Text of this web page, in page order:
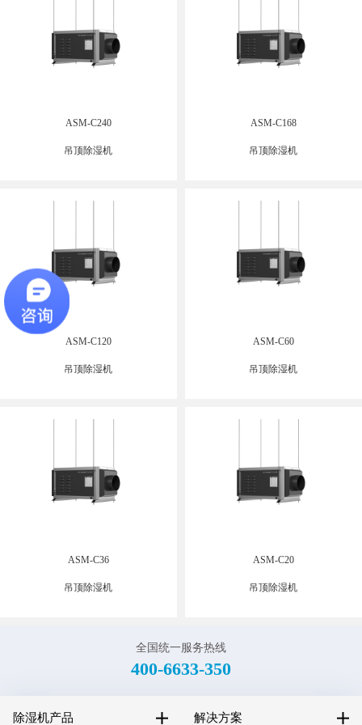
ASM-C240
吊顶除湿机
ASM-C168
吊顶除湿机
ASM-C120
吊顶除湿机
ASM-C60
吊顶除湿机
ASM-C36
吊顶除湿机
ASM-C20
吊顶除湿机
全国统一服务热线
400-6633-350
除湿机产品 解决方案